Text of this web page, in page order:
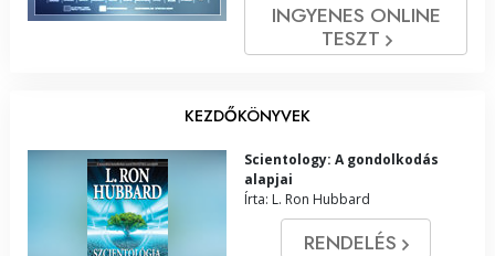
INGYENES ONLINE
TESZT
KEZDŐKÖNYVEK
Scientology: A gondolkodás
alapjai
Írta: L. Ron Hubbard
RENDELÉS